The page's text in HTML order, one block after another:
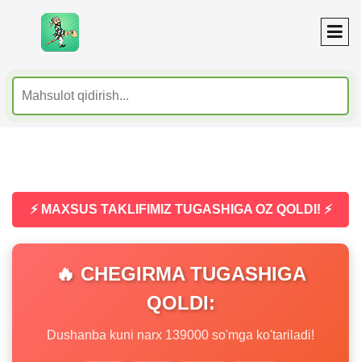
⚡ MAXSUS TAKLIFIMIZ TUGASHIGA OZ QOLDI! ⚡
🔥 CHEGIRMA TUGASHIGA
QOLDI:
Dushanba kuni narx 139000 so'mga ko'tariladi!